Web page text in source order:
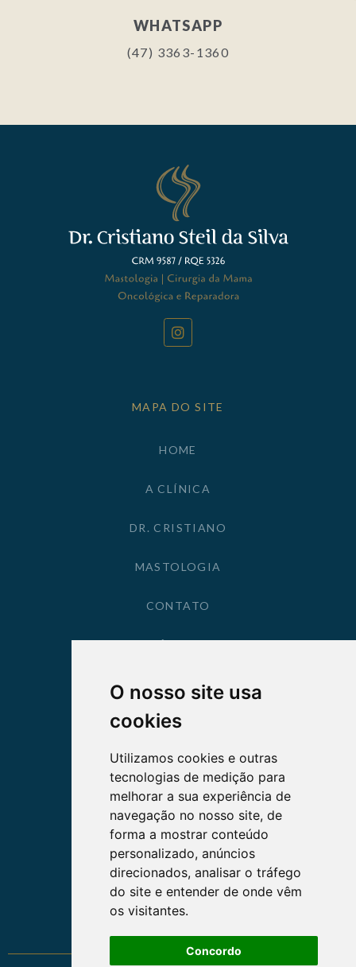
O nosso site usa
cookies
Utilizamos cookies e outras
tecnologias de medição para
melhorar a sua experiência de
navegação no nosso site, de
forma a mostrar conteúdo
personalizado, anúncios
direcionados, analisar o tráfego
do site e entender de onde vêm
os visitantes.
Concordo
WHATSAPP
(47) 3363-1360
MAPA DO SITE
HOME
A CLÍNICA
DR. CRISTIANO
MASTOLOGIA
CONTATO
DÚVIDAS
LINKS ÚTEIS
SOCIEDADE CATARINENSE
DE MASTOLOGIA
SOCIEDADE BRASILEIRA
DE MASTOLOGIA